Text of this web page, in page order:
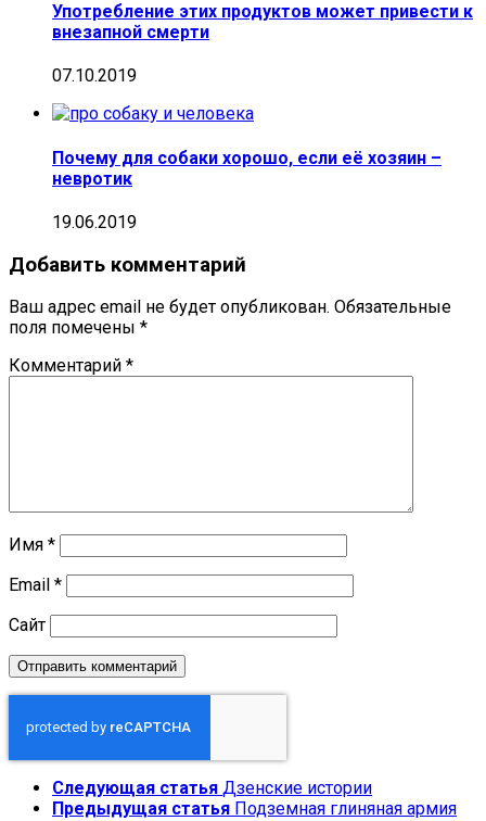
Употребление этих продуктов может привести к
внезапной смерти
07.10.2019
Почему для собаки хорошо, если её хозяин –
невротик
19.06.2019
Добавить комментарий
Ваш адрес email не будет опубликован. Обязательные
поля помечены *
Комментарий *
Имя *
Email *
Сайт
Следующая статья Дзенские истории
Предыдущая статья Подземная глиняная армия